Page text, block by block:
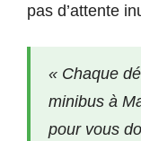
pas d’attente
« Chaque
minibus à
pour vous